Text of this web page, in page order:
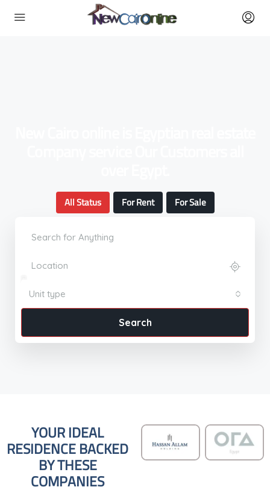
All Status For Rent For Sale
Unit type
Search
YOUR IDEAL
RESIDENCE BACKED
BY THESE
COMPANIES